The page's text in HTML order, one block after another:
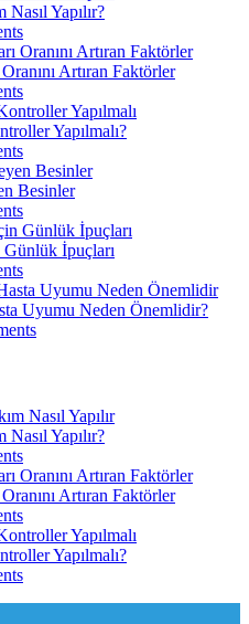
Yapılır?
Artıran Faktörler
Yapılmalı?
Besinler
Günlük İpuçları
Uyumu Neden Önemlidir?
Yapılır?
Artıran Faktörler
Yapılmalı?